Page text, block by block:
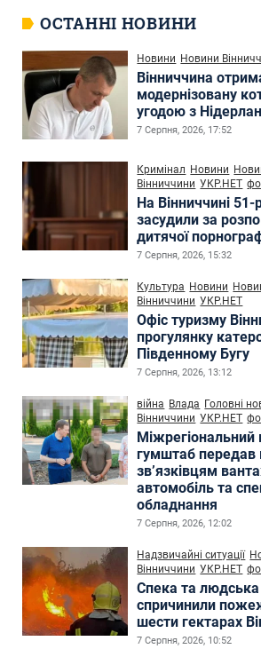
ОСТАННІ НОВИНИ
Новини Новини
Вінниччина
модернізовану
угодою з
7 Серпня, 2026, 17:52
Кримінал Новини
Вінниччини УКР.НЕТ
На Вінниччині 51-
засудили за
дитячої
7 Серпня, 2026, 15:32
Культура Новини
Вінниччини УКР.НЕТ
Офіс туризму
прогулянку
Південному Бугу
7 Серпня, 2026, 13:12
війна Влада Головні
Вінниччини УКР.НЕТ
Міжрегіональний
гумштаб передав
зв’язківцям
автомобіль та
обладнання
7 Серпня, 2026, 12:02
Надзвичайні ситуації
Вінниччини УКР.НЕТ
Спека та людська
спричинили
шести гектарах
7 Серпня, 2026, 10:52